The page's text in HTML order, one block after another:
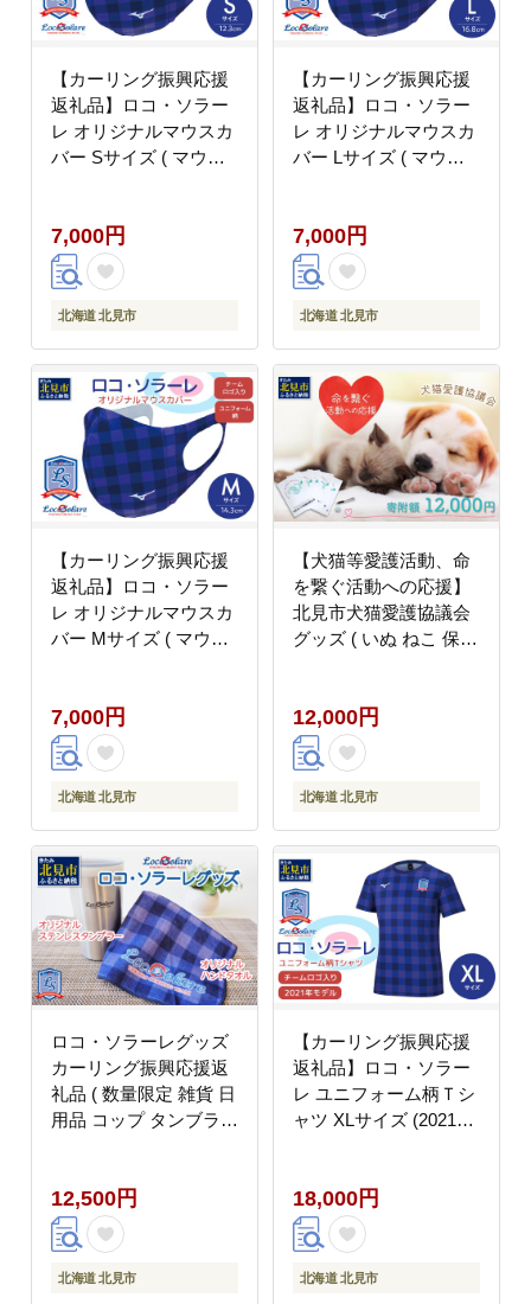
【カーリング振興応援
返礼品】ロコ・ソラー
レ オリジナルマウスカ
バー Sサイズ ( マウス
【137-0011】
7,000円
北海道 北見市
【カーリング振興応援
返礼品】ロコ・ソラー
レ オリジナルマウスカ
バー Lサイズ ( マウス
【137-0013】
7,000円
北海道 北見市
【カーリング振興応援
返礼品】ロコ・ソラー
レ オリジナルマウスカ
バー Mサイズ ( マウス
【137-0012】
7,000円
北海道 北見市
【犬猫等愛護活動、命
を繋ぐ活動への応援】
北見市犬猫愛護協議会
グッズ ( いぬ ねこ 保護
【144-0007】
12,000円
北海道 北見市
ロコ・ソラーレグッズ
カーリング振興応援返
礼品 ( 数量限定 雑貨 日
用品 コップ タンブラー
オリジナル ロコソラー
レ グッズ )【137-
0015】
12,500円
北海道 北見市
【カーリング振興応援
返礼品】ロコ・ソラー
レ ユニフォーム柄Ｔシ
ャツ XLサイズ (2021年
ング )【137-0020】
18,000円
北海道 北見市